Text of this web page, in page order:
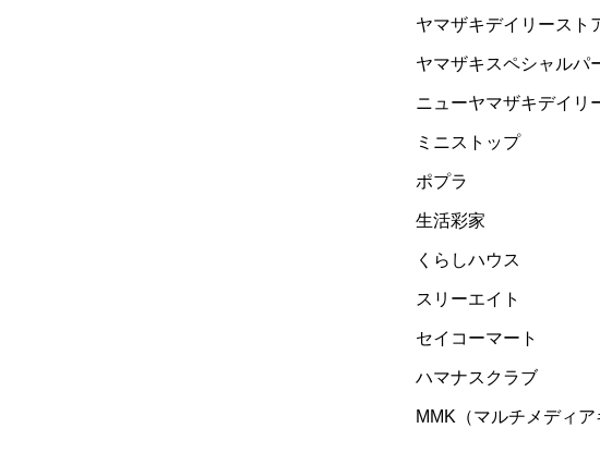
ヤマザキデイリースト
ヤマザキスペシャルパ
ニューヤマザキデイリ
ミニストップ
ポプラ
生活彩家
くらしハウス
スリーエイト
セイコーマート
ハマナスクラブ
MMK（マルチメディ